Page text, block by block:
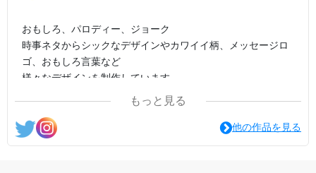
おもしろ、パロディー、ジョーク
時事ネタからシックなデザインやカワイイ柄、メッセージロ
ゴ、おもしろ言葉など
様々なデザインを制作しています。
もっと見る
他の作品を見る